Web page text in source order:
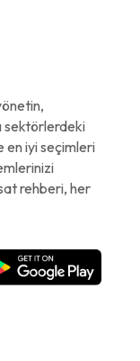
sektörlerdeki
iyi seçimleri
rehberi, her